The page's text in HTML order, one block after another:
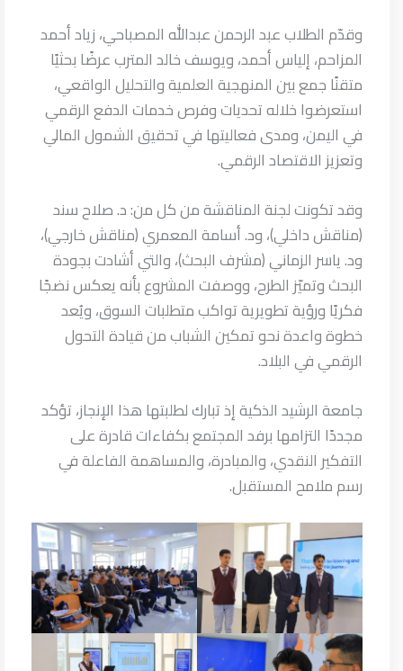
وقدّم الطلاب عبد الرحمن عبدالله المصباحي، زياد أحمد
المزاحم، إلياس أحمد، ويوسف خالد المترب عرضًا بحثيًا
متقنًا جمع بين المنهجية العلمية والتحليل الواقعي،
استعرضوا خلاله تحديات وفرص خدمات الدفع الرقمي
في اليمن، ومدى فعاليتها في تحقيق الشمول المالي
وتعزيز الاقتصاد الرقمي.
وقد تكونت لجنة المناقشة من كل من: د. صلاح سند
(مناقش داخلي)، ود. أسامة المعمري (مناقش خارجي)،
ود. ياسر الزماني (مشرف البحث)، والتي أشادت بجودة
البحث وتميّز الطرح، ووصفت المشروع بأنه يعكس نضجًا
فكريًا ورؤية تطويرية تواكب متطلبات السوق، ويُعد
خطوة واعدة نحو تمكين الشباب من قيادة التحول
الرقمي في البلاد.
جامعة الرشيد الذكية إذ تبارك لطلبتها هذا الإنجاز، تؤكد
مجددًا التزامها برفد المجتمع بكفاءات قادرة على
التفكير النقدي، والمبادرة، والمساهمة الفاعلة في
رسم ملامح المستقبل.